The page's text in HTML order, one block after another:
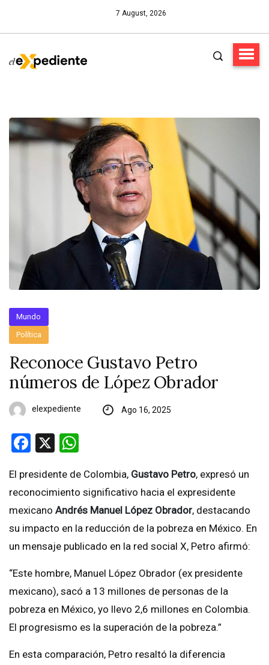
7 August, 2026
Mundo
Política
Reconoce Gustavo Petro
números de López Obrador
elexpediente Ago 16, 2025
Facebook
X
El presidente de Colombia, Gustavo Petro, expresó un
reconocimiento significativo hacia el expresidente
mexicano Andrés Manuel López Obrador, destacando
su impacto en la reducción de la pobreza en México. En
un mensaje publicado en la red social X, Petro afirmó:
“Este hombre, Manuel López Obrador (ex presidente
mexicano), sacó a 13 millones de personas de la
pobreza en México, yo llevo 2,6 millones en Colombia.
El progresismo es la superación de la pobreza.”
En esta comparación, Petro resaltó la diferencia